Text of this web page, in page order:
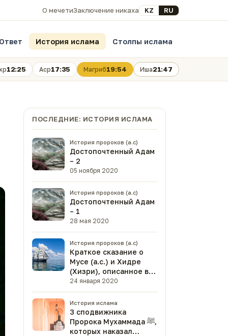
О мечетиЗаключение никахаВыберите язык
KZ RU
История ислама Столпы ислама
12:25 Аср17:35 Магриб19:54 Иша21:47
ПОСЛЕДНИЕ: ИСТОРИЯ ИСЛАМА
История пророков (а.с)
Достопочтенный Адам
– 2
05 ноября 2020
История пророков (а.с)
Достопочтенный Адам
– 1
28 мая 2020
История пророков (а.с)
Краткое сказание о
Мусе (а.с.) и Хидре
(Хизри), описанное в
Коране
24 января 2020
История ислама
3 сподвижника
Пророка Мухаммада ﷺ,
которых наказал